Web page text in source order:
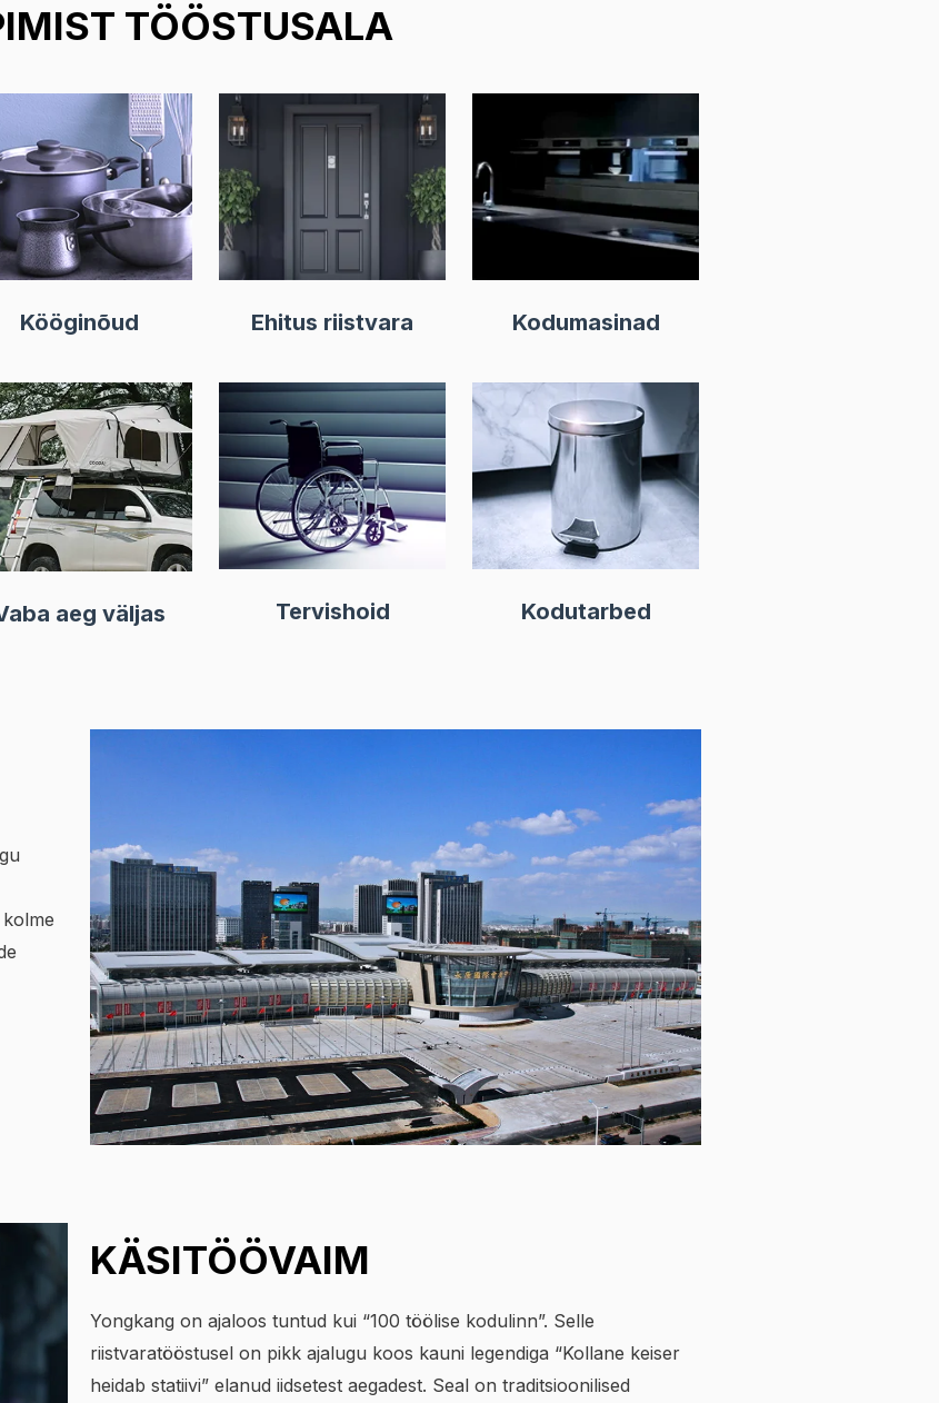
TÖÖSTUSALA
Kööginõud Ehitus riistvara Kodumasinad
aeg väljas Tervishoid Kodutarbed
KÄSITÖÖVAIM
Yongkang on ajaloos tuntud kui “100 töölise kodulinn”. Selle
riistvaratööstusel on pikk ajalugu koos kauni legendiga “Kollane keiser
heidab statiivi” elanud iidsetest aegadest. Seal on traditsioonilised